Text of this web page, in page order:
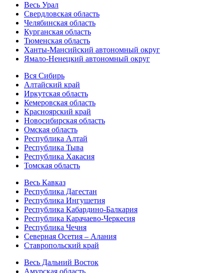
Весь Урал
Свердловская область
Челябинская область
Курганская область
Тюменская область
Ханты-Мансийский автономный округ
Ямало-Ненецкий автономный округ
Вся Сибирь
Алтайский край
Иркутская область
Кемеровская область
Красноярский край
Новосибирская область
Омская область
Республика Алтай
Республика Тыва
Республика Хакасия
Томская область
Весь Кавказ
Республика Дагестан
Республика Ингушетия
Республика Кабардино-Балкария
Республика Карачаево-Черкесия
Республика Чечня
Северная Осетия – Алания
Ставропольский край
Весь Дальний Восток
Амурская область